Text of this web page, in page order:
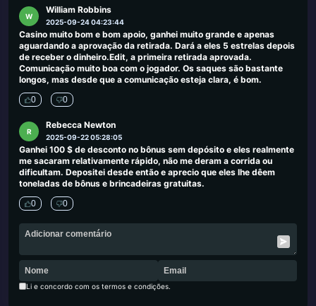
W
William Robbins
2025-09-24 04:23:44
Casino muito bom e bom apoio, ganhei muito grande e apenas
aguardando a aprovação da retirada. Dará a eles 5 estrelas depois
de receber o dinheiro.Edit, a primeira retirada aprovada.
Comunicação muito boa com o jogador. Os saques são bastante
longos, mas desde que a comunicação esteja clara, é bom.
0 0
R
Rebecca Newton
2025-09-22 05:28:05
Ganhei 100 $ de desconto no bônus sem depósito e eles realmente
me sacaram relativamente rápido, não me deram a corrida ou
dificultam. Depositei desde então e aprecio que eles lhe dêem
toneladas de bônus e brincadeiras gratuitas.
0 0
Li e concordo com os termos e condições.